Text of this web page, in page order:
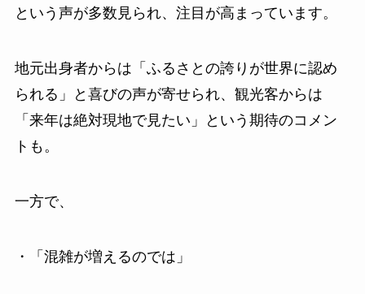
という声が多数見られ、注目が高まっています。
地元出身者からは「ふるさとの誇りが世界に認め
られる」と喜びの声が寄せられ、観光客からは
「来年は絶対現地で見たい」という期待のコメン
トも。
一方で、
・「混雑が増えるのでは」